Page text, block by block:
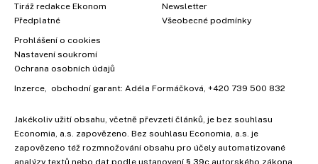
Tiráž redakce Ekonom
Předplatné
Newsletter
Všeobecné podmínky
Prohlášení o cookies
Nastavení soukromí
Ochrana osobních údajů
Inzerce , obchodní garant: Adéla Formáčková +420 739 500 832
Jakékoliv užití obsahu, včetně převzetí článků, je bez souhlasu
Economia, a.s. zapovězeno. Bez souhlasu Economia, a.s. je
zapovězeno též rozmnožování obsahu pro účely automatizované
analýzy textů nebo dat podle ustanovení § 39c autorského zákona.